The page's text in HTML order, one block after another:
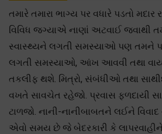
તમારે તમારા ભાગ્ય પર વધારે પડતો
વિવિધ જગ્યાએ નાણાં અટવાઈ જવાથી
સ્વાસ્થ્યને લગતી સમસ્યાઓ પણ તમને
લગતી સમસ્યાઓ, આંખ આવવી તથા
તકલીફ થશે. મિત્રો, સંબંધીઓ તથા
વખતે સાવચેત રહેજો. પ્રવાસ ફળદાયી
ટાળજો. નાની-નાનીબાબતને લઈને
એવો સમય છે જે બેદરકારી કે